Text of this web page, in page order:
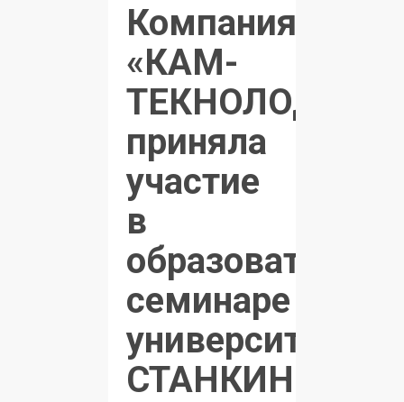
Компания
«КАМ-
ТЕКНОЛОДЖИ»
приняла
участие
в
семинаре
университета
СТАНКИН